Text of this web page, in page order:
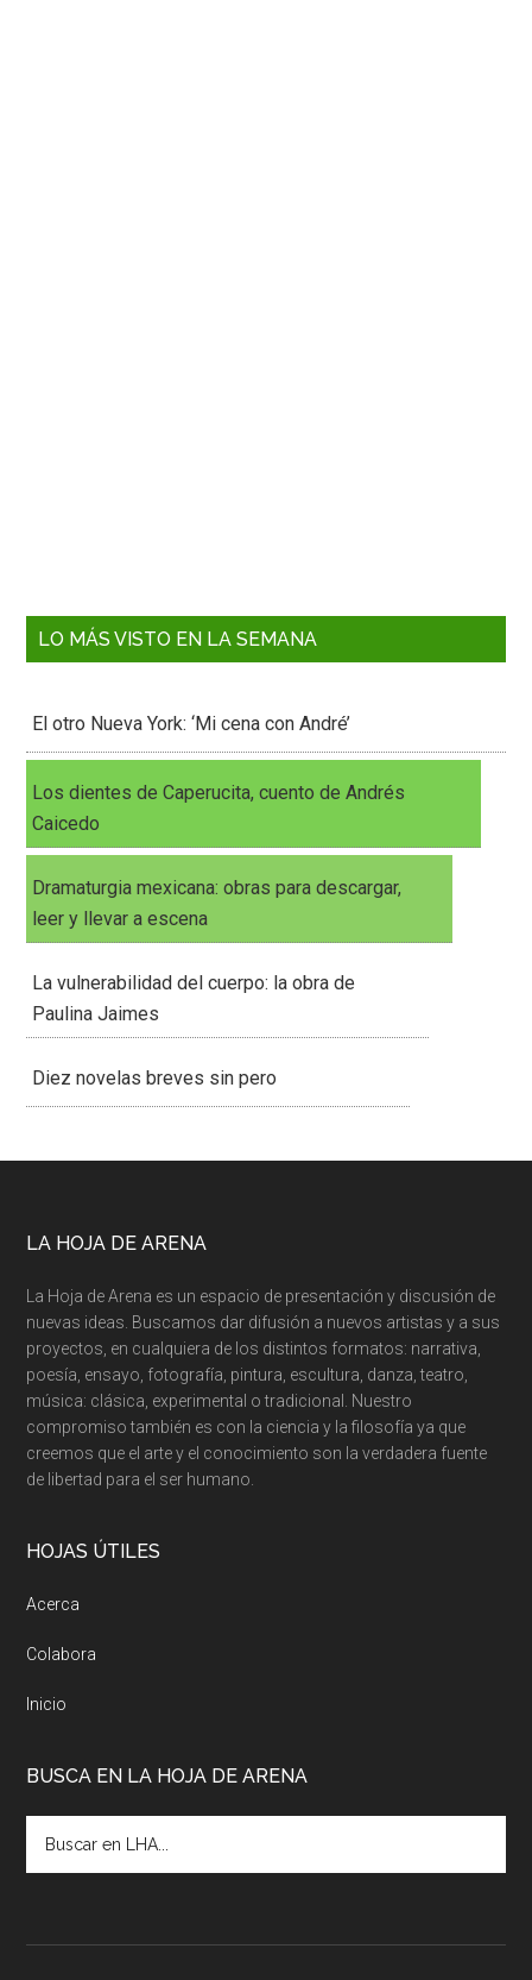
LO MÁS VISTO EN LA SEMANA
El otro Nueva York: ‘Mi cena con André’
Los dientes de Caperucita, cuento de Andrés
Caicedo
Dramaturgia mexicana: obras para descargar,
leer y llevar a escena
La vulnerabilidad del cuerpo: la obra de
Paulina Jaimes
Diez novelas breves sin pero
LA HOJA DE ARENA
La Hoja de Arena es un espacio de presentación y discusión de
nuevas ideas. Buscamos dar difusión a nuevos artistas y a sus
proyectos, en cualquiera de los distintos formatos: narrativa,
poesía, ensayo, fotografía, pintura, escultura, danza, teatro,
música: clásica, experimental o tradicional. Nuestro
compromiso también es con la ciencia y la filosofía ya que
creemos que el arte y el conocimiento son la verdadera fuente
de libertad para el ser humano.
HOJAS ÚTILES
Acerca
Colabora
Inicio
BUSCA EN LA HOJA DE ARENA